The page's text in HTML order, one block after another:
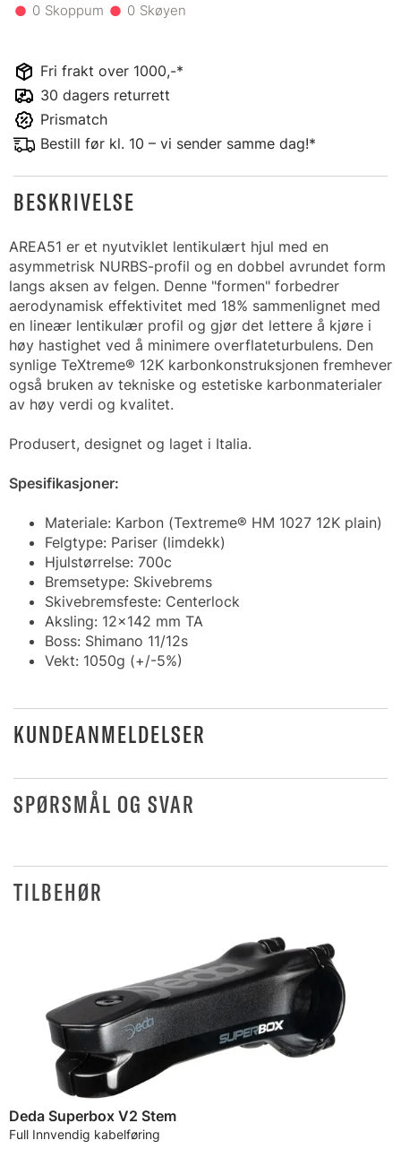
0 0
Fri frakt over 1000,-*
30 dagers returrett
Prismatch
Bestill før kl. 10 – vi sender samme dag!*
BESKRIVELSE
AREA51 er et nyutviklet lentikulært hjul med en
asymmetrisk NURBS-profil og en dobbel avrundet form
langs aksen av felgen. Denne "formen" forbedrer
aerodynamisk effektivitet med 18% sammenlignet med
en lineær lentikulær profil og gjør det lettere å kjøre i
høy hastighet ved å minimere overflateturbulens. Den
synlige TeXtreme® 12K karbonkonstruksjonen fremhever
også bruken av tekniske og estetiske karbonmaterialer
av høy verdi og kvalitet.
Produsert, designet og laget i Italia.
Spesifikasjoner:
Materiale: Karbon (Textreme® HM 1027 12K plain)
Felgtype: Pariser (limdekk)
Hjulstørrelse: 700c
Bremsetype: Skivebrems
Skivebremsfeste: Centerlock
Aksling: 12x142 mm TA
Boss: Shimano 11/12s
Vekt: 1050g (+/-5%)
KUNDEANMELDELSER
SPØRSMÅL OG SVAR
TILBEHØR
Deda Superbox V2 Stem
Full Innvendig kabelføring